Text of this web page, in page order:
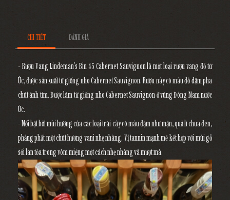
CHI TIẾT ĐÁNH GIÁ
- Rượu Vang Lindeman’s Bin 45 Cabernet Sauvignon là một loại rượu vang đỏ từ
Úc, được sản xuất từ giống nho Cabernet Sauvignon. Rượu này có màu đỏ đậm pha
chút ánh tím. Được làm từ giống nho Cabernet Sauvignon ở vùng Đông Nam nước
Úc.
- Nổi bật bởi mùi hương của các loại trái cây có màu đậm như mận, quả lí chua đen,
phảng phất một chút hương vani nhẹ nhàng. Vị tannin mạnh mẽ kết hợp với mùi gỗ
sồi lan tỏa trong vòm miệng một cách nhẹ nhàng và mượt mà.